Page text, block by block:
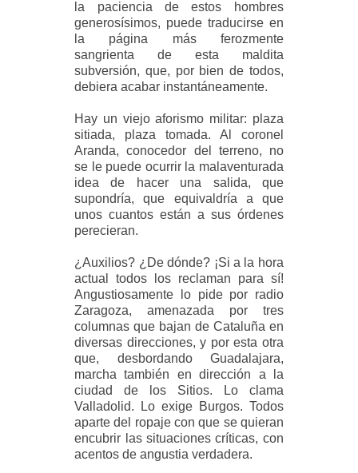
la paciencia de estos hombres
generosísimos, puede traducirse en
la página más ferozmente
sangrienta de esta maldita
subversión, que, por bien de todos,
debiera acabar instantáneamente.
Hay un viejo aforismo militar: plaza
sitiada, plaza tomada. Al coronel
Aranda, conocedor del terreno, no
se le puede ocurrir la malaventurada
idea de hacer una salida, que
supondría, que equivaldría a que
unos cuantos están a sus órdenes
perecieran.
¿Auxilios? ¿De dónde? ¡Si a la hora
actual todos los reclaman para sí!
Angustiosamente lo pide por radio
Zaragoza, amenazada por tres
columnas que bajan de Cataluña en
diversas direcciones, y por esta otra
que, desbordando Guadalajara,
marcha también en dirección a la
ciudad de los Sitios. Lo clama
Valladolid. Lo exige Burgos. Todos
aparte del ropaje con que se quieran
encubrir las situaciones críticas, con
acentos de angustia verdadera.